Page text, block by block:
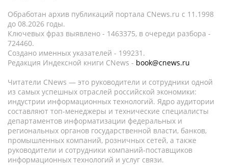
Обработан архив публикаций портала CNews.ru c 11.1998
до 08.2026 годы.
Ключевых фраз выявлено - 1463375, в очереди разбора -
724460.
Создано именных указателей - 199231.
Редакция Индексной книги CNews - book@cnews.ru
Читатели CNews — это руководители и сотрудники одной
из самых успешных отраслей российской экономики:
индустрии информационных технологий. Ядро аудитории
составляют топ-менеджеры и технические специалисты
департаментов информатизации федеральных и
региональных органов государственной власти, банков,
промышленных компаний, розничных сетей, а также
руководители и сотрудники компаний-поставщиков
информационных технологий и услуг связи.